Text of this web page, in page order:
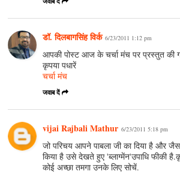
डॉ. दिलबागसिंह विर्क 6/23/2011 1:12 pm
आपकी पोस्ट आज के चर्चा मंच पर प्रस्तुत की
कृपया पधारें
चर्चा मंच
जवाब दें
vijai Rajbali Mathur 6/23/2011 5:18 pm
जो परिचय आपने पाबला जी का दिया है और
किया है उसे देखते हुए 'ब्लाग्मेंन'उपाधि फीकी
कोई अच्छा तमगा उनके लिए सोचें.